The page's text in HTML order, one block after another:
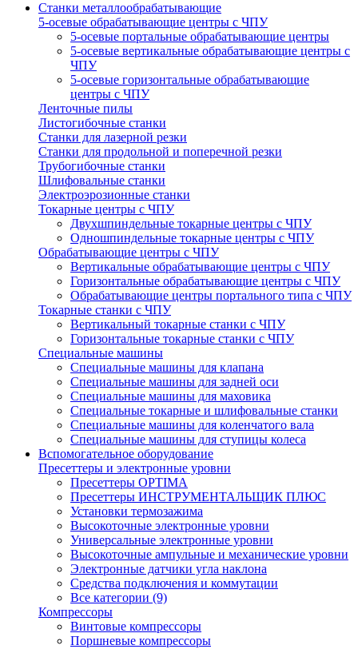
Станки металлообрабатывающие
5-осевые обрабатывающие центры с ЧПУ
5-осевые портальные обрабатывающие центры
5-осевые вертикальные обрабатывающие центры с
ЧПУ
5-осевые горизонтальные обрабатывающие
центры с ЧПУ
Ленточные пилы
Листогибочные станки
Станки для лазерной резки
Станки для продольной и поперечной резки
Трубогибочные станки
Шлифовальные станки
Электроэрозионные станки
Токарные центры с ЧПУ
Двухшпиндельные токарные центры с ЧПУ
Одношпиндельные токарные центры с ЧПУ
Обрабатывающие центры с ЧПУ
Вертикальные обрабатывающие центры с ЧПУ
Горизонтальные обрабатывающие центры с ЧПУ
Обрабатывающие центры портального типа с ЧПУ
Токарные станки с ЧПУ
Вертикальный токарные станки с ЧПУ
Горизонтальные токарные станки с ЧПУ
Специальные машины
Специальные машины для клапана
Специальные машины для задней оси
Специальные машины для маховика
Специальные токарные и шлифовальные станки
Специальные машины для коленчатого вала
Специальные машины для ступицы колеса
Вспомогательное оборудование
Пресеттеры и электронные уровни
Пресеттеры OPTIMA
Пресеттеры ИНСТРУМЕНТАЛЬЩИК ПЛЮС
Установки термозажима
Высокоточные электронные уровни
Универсальные электронные уровни
Высокоточные ампульные и механические уровни
Электронные датчики угла наклона
Средства подключения и коммутации
Все категории (9)
Компрессоры
Винтовые компрессоры
Поршневые компрессоры